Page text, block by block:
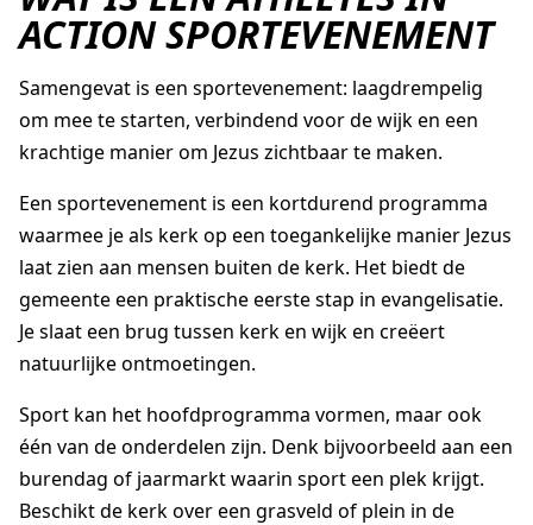
ACTION SPORTEVENEMENT
Samengevat is een sportevenement: laagdrempelig
om mee te starten, verbindend voor de wijk en een
krachtige manier om Jezus zichtbaar te maken.
Een sportevenement is een kortdurend programma
waarmee je als kerk op een toegankelijke manier Jezus
laat zien aan mensen buiten de kerk. Het biedt de
gemeente een praktische eerste stap in evangelisatie.
Je slaat een brug tussen kerk en wijk en creëert
natuurlijke ontmoetingen.
Sport kan het hoofdprogramma vormen, maar ook
één van de onderdelen zijn. Denk bijvoorbeeld aan een
burendag of jaarmarkt waarin sport een plek krijgt.
Beschikt de kerk over een grasveld of plein in de